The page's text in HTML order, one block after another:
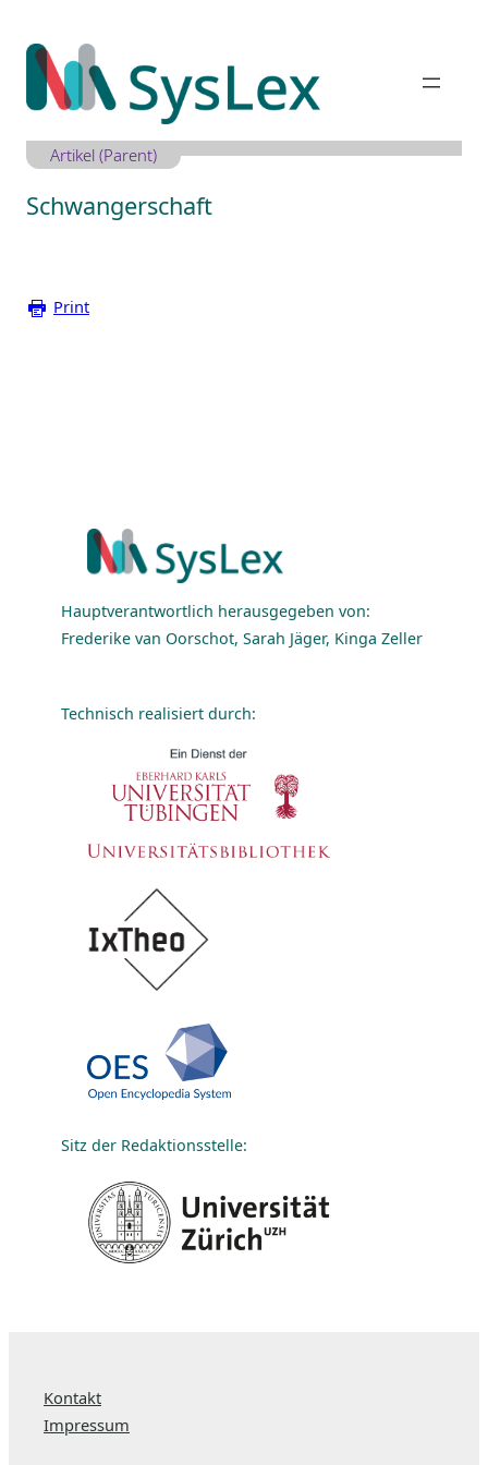
Inhalt
springen
Artikel (Parent)
Schwangerschaft
Print
Hauptverantwortlich herausgegeben von:
Frederike van Oorschot, Sarah Jäger, Kinga Zeller
Technisch realisiert durch:
Sitz der Redaktionsstelle:
Kontakt
Impressum